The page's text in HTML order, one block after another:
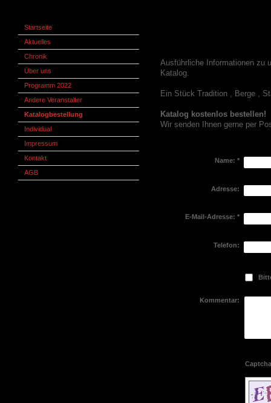
Startseite
Aktuelles
Chronik
Über uns
Programm 2022
Andere Veranstalter
Katalogbestellung
Individual
Impressum
Kontakt
AGB
Ausführliche Informationen zu
Katalog.
Ein Stück Tradition , Berge ,
Katalog kostenlos bestellen!
Wir senden Ihnen gerne per
Name: *
Adresse:
E-Mail-Adresse: *
Telefon:
Kommentar: